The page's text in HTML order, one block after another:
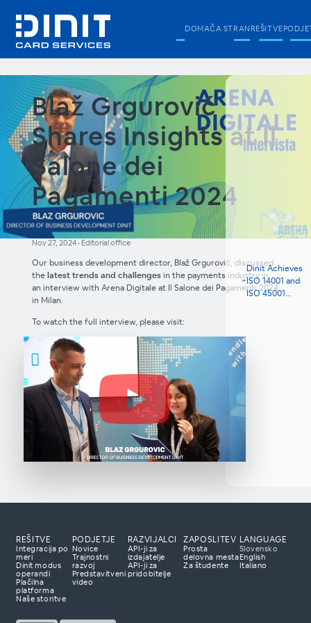
DOMAČA STRAN REŠITVE
Blaž Grgurović
Shares Insights at Il
Salone dei
Pagamenti 2024
Nov 27, 2024• Editorial office
Our business development director, Blaž Grgurović, discussed
thelatest trends and challengesin the payments industry in
an interview with Arena Digitale at Il Salone dei Pagamenti 2024
in Milan.
To watch the full interview, please visit:
Dinit Achieves
ISO 14001 and
ISO 45001
nas
rešitve?
REŠITVE
Integracija po
meri
Dinit modus
operandi
Plačilna
platforma
Naše storitve
PODJETJE
Novice
Trajnostni
razvoj
Predstavitveni
video
RAZVIJALCI
API-ji za
izdajatelje
API-ji za
pridobitelje
ZAPOSLITEV
Prosta
delovna mesta
Za študente
LANGUAGE
Slovensko
English
Italiano